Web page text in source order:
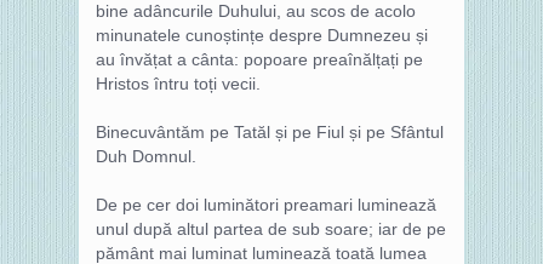
bine adâncurile Duhului, au scos de acolo
minunatele cunoștințe despre Dumnezeu și
au învățat a cânta: popoare preaînălțați pe
Hristos întru toți vecii.
Binecuvântăm pe Tatăl și pe Fiul și pe Sfântul
Duh Domnul.
De pe cer doi luminători preamari luminează
unul după altul partea de sub soare; iar de pe
pământ mai luminat luminează toată lumea